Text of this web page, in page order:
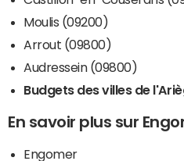
Moulis (09200)
Arrout (09800)
Audressein (09800)
Budgets des villes de
En savoir plus sur
Engomer